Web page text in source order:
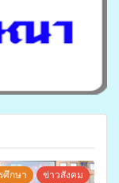
ศึกษา ข่าวสังคม